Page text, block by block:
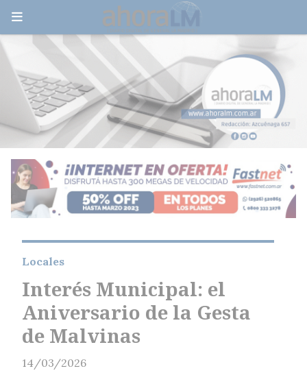
Interés Municipal: el
Aniversario de la Gesta
de Malvinas
Locales
14/03/2026